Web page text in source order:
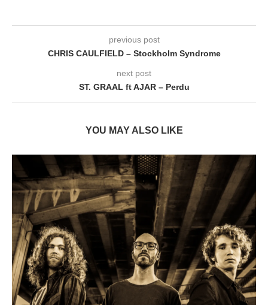
previous post
CHRIS CAULFIELD – Stockholm Syndrome
next post
ST. GRAAL ft AJAR – Perdu
YOU MAY ALSO LIKE